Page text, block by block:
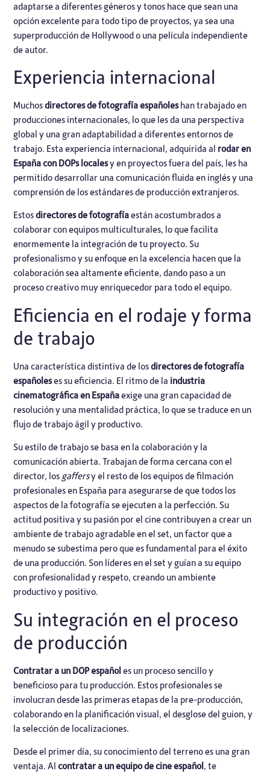
adaptarse a diferentes géneros y tonos hace que sean una
opción excelente para todo tipo de proyectos, ya sea una
superproducción de Hollywood o una película independiente
de autor.
Experiencia internacional
Muchosdirectores de fotografía españoleshan trabajado en
producciones internacionales, lo que les da una perspectiva
global y una gran adaptabilidad a diferentes entornos de
trabajo. Esta experiencia internacional, adquirida al rodar en
España con DOPs localesy en proyectos fuera del país, les ha
permitido desarrollar una comunicación fluida en inglés y una
comprensión de los estándares de producción extranjeros.
Estosdirectores de fotografíaestán acostumbrados a
colaborar con equipos multiculturales, lo que facilita
enormemente la integración de tu proyecto. Su
profesionalismo y su enfoque en la excelencia hacen que la
colaboración sea altamente eficiente, dando paso a un
proceso creativo muy enriquecedor para todo el equipo.
Eficiencia en el rodaje y forma
de trabajo
Una característica distintiva de losdirectores de fotografía
españoleses su eficiencia. El ritmo de la industria
cinematográfica en Españaexige una gran capacidad de
resolución y una mentalidad práctica, lo que se traduce en un
flujo de trabajo ágil y productivo.
Su estilo de trabajo se basa en la colaboración y la
comunicación abierta. Trabajan de forma cercana con el
director, los gaffersy el resto de losequipos de filmación
profesionales en España para asegurarse de que todos los
aspectos de la fotografía se ejecuten a la perfección. Su
actitud positiva y su pasión por el cine contribuyen a crear un
ambiente de trabajo agradable en el set, un factor que a
menudo se subestima pero que es fundamental para el éxito
de una producción. Son líderes en el set y guían a su equipo
con profesionalidad y respeto, creando un ambiente
productivo y positivo.
Su integración en el proceso
de producción
Contratar a un DOP españoles un proceso sencillo y
beneficioso para tu producción. Estos profesionales se
involucran desde las primeras etapas de la pre-producción,
colaborando en la planificación visual, el desglose del guion, y
la selección de localizaciones.
Desde el primer día, su conocimiento del terreno es una gran
ventaja. Alcontratar a un equipo de cine español, te